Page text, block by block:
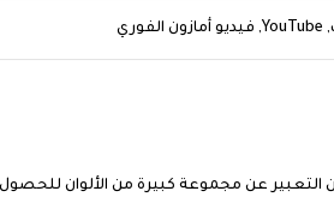
عن مجموعة كبيرة من الألوان